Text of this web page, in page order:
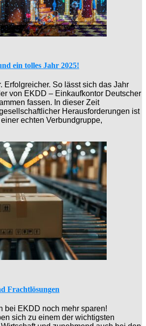
ein tolles Jahr 2025!
Erfolgreicher. So lässt sich das Jahr
von EKDD – Einkaufkontor Deutscher
fassen. In dieser Zeit
Herausforderungen ist
echten Verbundgruppe,
Frachtlösungen
bei EKDD noch mehr sparen!
sich zu einem der wichtigsten